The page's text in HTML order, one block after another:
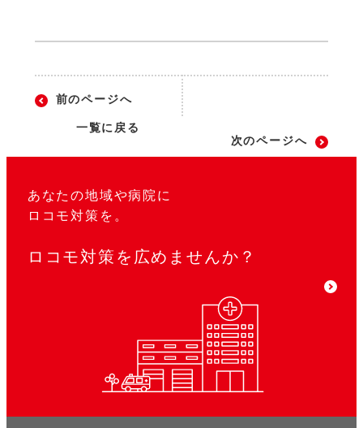
前のページへ
次のページへ
一覧に戻る
あなたの地域や病院に
ロコモ対策を。
ロコモ対策を広めませんか？